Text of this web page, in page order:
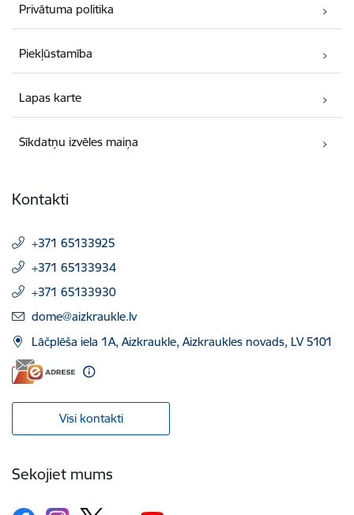
Privātuma politika
Piekļūstamība
Lapas karte
Sīkdatņu izvēles maiņa
Kontakti
+371 65133925
+371 65133934
+371 65133930
E-pasts:
dome@aizkraukle.lv
Lāčplēša iela 1A, Aizkraukle, Aizkraukles novads, LV 5101
Visi kontakti
Sekojiet mums